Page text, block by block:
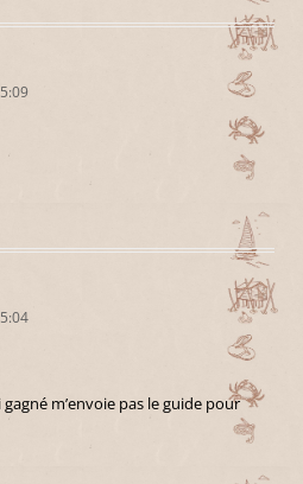
gagné m’envoie pas le guide pour